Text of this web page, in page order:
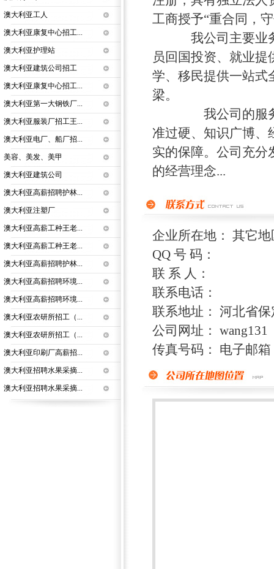
澳大利亚工人
澳大利亚康复中心招工...
澳大利亚护理站
澳大利亚建筑公司招工
澳大利亚康复中心招工...
澳大利亚第一大钢铁厂...
澳大利亚服装厂招工王...
澳大利亚电厂、船厂招...
美容、美发、美甲
澳大利亚建筑公司
澳大利亚高薪招聘护林...
澳大利亚注塑厂
澳大利亚高薪工种王老...
澳大利亚高薪工种王老...
澳大利亚高薪招聘护林...
澳大利亚高薪招聘环境...
澳大利亚高薪招聘环境...
澳大利亚农研所招工（...
澳大利亚农研所招工（...
澳大利亚印刷厂高薪招...
澳大利亚招聘水果采摘...
澳大利亚招聘水果采摘...
工商授予“重合同，
我公司主要业务
员回国投资、就业
学、移民提供一站式
梁。
我公司的服务团
准过硬、知识广博、
实的保障。公司充分
的经营理念...
企业所在地： 其它地
QQ 号 码：
联 系 人：
联系电话：
联系地址： 河北省
公司网址： wang131
传真号码： 电子邮箱